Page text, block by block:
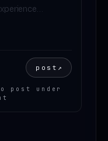
post ↗
post under